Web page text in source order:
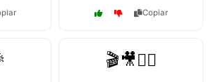
Copiar
🎬🎥👯‍♂️